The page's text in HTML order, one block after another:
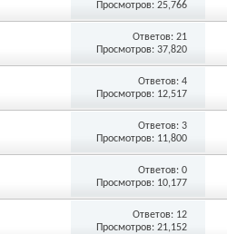
Просмотров: 25,766
Ответов:21
Просмотров: 37,820
Ответов:4
Просмотров: 12,517
Ответов:3
Просмотров: 11,800
Ответов:0
Просмотров: 10,177
Ответов: 12
Просмотров: 21,152